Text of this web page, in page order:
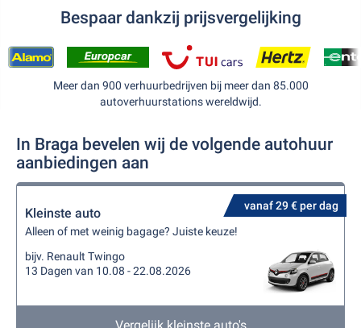
Bespaar dankzij prijsvergelijking
Meer dan 900 verhuurbedrijven bij meer dan 85.000
autoverhuurstations wereldwijd.
In Braga bevelen wij de volgende autohuur
aanbiedingen aan
vanaf 29 € per dag
Kleinste auto
Alleen of met weinig bagage? Juiste keuze!
bijv. Renault Twingo
13 Dagen van 10.08 - 22.08.2026